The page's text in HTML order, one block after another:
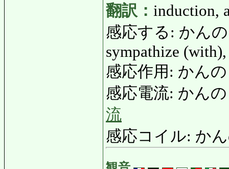
翻訳： induction,
感応する: かん
sympathize
感応作用: かん
感応電流: かん
流
感応コイル: か